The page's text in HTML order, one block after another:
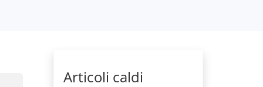
Articoli caldi